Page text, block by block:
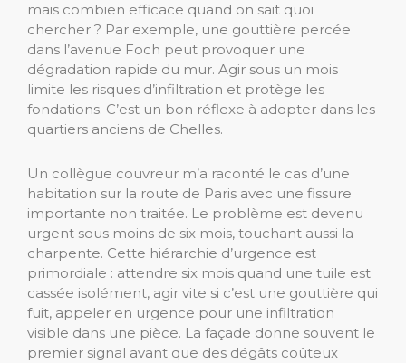
mais combien efficace quand on sait quoi
chercher ? Par exemple, une gouttière percée
dans l’avenue Foch peut provoquer une
dégradation rapide du mur. Agir sous un mois
limite les risques d’infiltration et protège les
fondations. C’est un bon réflexe à adopter dans les
quartiers anciens de Chelles.
Un collègue couvreur m’a raconté le cas d’une
habitation sur la route de Paris avec une fissure
importante non traitée. Le problème est devenu
urgent sous moins de six mois, touchant aussi la
charpente. Cette hiérarchie d’urgence est
primordiale : attendre six mois quand une tuile est
cassée isolément, agir vite si c’est une gouttière qui
fuit, appeler en urgence pour une infiltration
visible dans une pièce. La façade donne souvent le
premier signal avant que des dégâts coûteux